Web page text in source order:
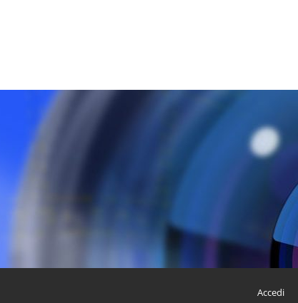
Accedi